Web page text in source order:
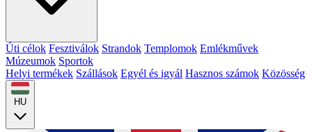
Úti célok Fesztiválok Strandok Templomok Emlékművek
Múzeumok Sportok
Helyi termékek Szállások Egyél és igyál Hasznos számok Közösség
HU